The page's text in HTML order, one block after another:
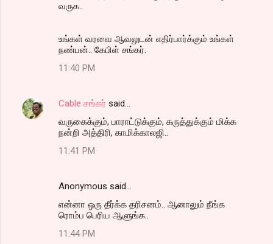
வருக..
உங்கள் வரவை ஆவலுடன் எதிர்பார்க்கும் உங்கள்
நண்பன்.. கேபிள் சங்கர்.
11:40 PM
Cable சங்கர் said…
வருகைக்கும், பாராட்டுக்கும், கருத்துக்கும் மிக்க
நன்றி அத்திரி, காமிக்காலஜி..
11:41 PM
Anonymous said…
என்னா ஒரு தீர்க்க தரிசனம்.. ஆனாலும் நீங்க
ரொம்ப பெரிய ஆளுங்க..
11:44 PM